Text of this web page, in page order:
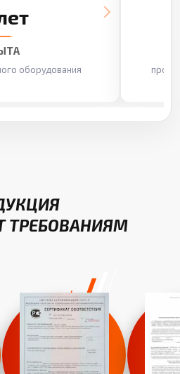
оборудования
ТРЕБОВАНИЯМ